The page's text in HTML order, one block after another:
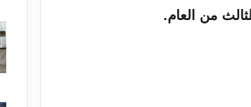
من العام.